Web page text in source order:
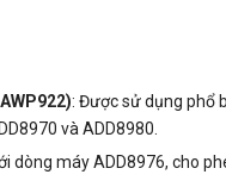
: Được sử dụng phổ
và ADD8980.
dòng máy ADD8976, cho